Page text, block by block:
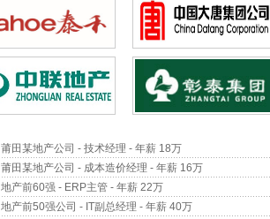
莆田某地产公司 - 技术经理 - 年薪 18万
莆田某地产公司 - 成本造价经理 - 年薪 16万
地产前60强 - ERP主管 - 年薪 22万
地产前50强公司 - IT副总经理 - 年薪 40万